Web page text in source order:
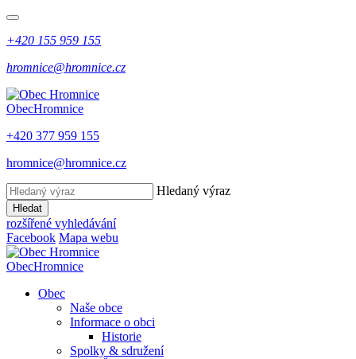
+420 155 959 155
hromnice@hromnice.cz
ObecHromnice
+420 377 959 155
hromnice@hromnice.cz
Hledaný výraz
Hledat
rozšířené vyhledávání
Facebook Mapa webu
ObecHromnice
Obec
Naše obce
Informace o obci
Historie
Spolky & sdružení